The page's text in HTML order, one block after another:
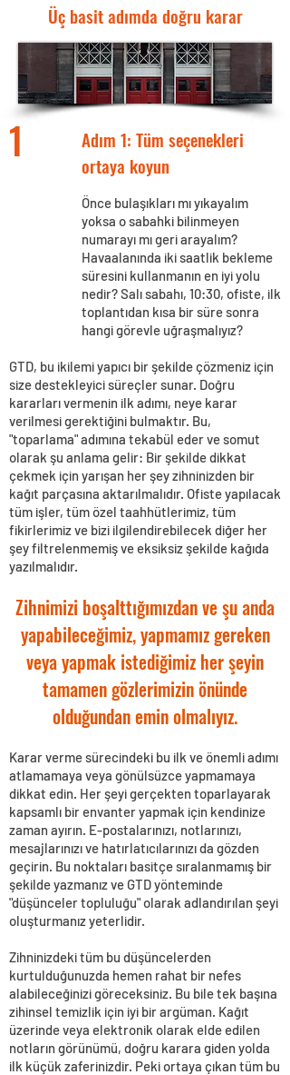
Üç basit adımda doğru karar
Adım 1: Tüm seçenekleri
ortaya koyun
1
Önce bulaşıkları mı yıkayalım
yoksa o sabahki bilinmeyen
numarayı mı geri arayalım?
Havaalanında iki saatlik bekleme
süresini kullanmanın en iyi yolu
nedir? Salı sabahı, 10:30, ofiste, ilk
toplantıdan kısa bir süre sonra
hangi görevle uğraşmalıyız?
GTD, bu ikilemi yapıcı bir şekilde çözmeniz için
size destekleyici süreçler sunar. Doğru
kararları vermenin ilk adımı, neye karar
verilmesi gerektiğini bulmaktır. Bu,
"toparlama" adımına tekabül eder ve somut
olarak şu anlama gelir: Bir şekilde dikkat
çekmek için yarışan her şey zihninizden bir
kağıt parçasına aktarılmalıdır. Ofiste yapılacak
tüm işler, tüm özel taahhütlerimiz, tüm
fikirlerimiz ve bizi ilgilendirebilecek diğer her
şey filtrelenmemiş ve eksiksiz şekilde kağıda
yazılmalıdır.
Zihnimizi boşalttığımızdan ve şu anda
yapabileceğimiz, yapmamız gereken
veya yapmak istediğimiz her şeyin
tamamen gözlerimizin önünde
olduğundan emin olmalıyız.
Karar verme sürecindeki bu ilk ve önemli adımı
atlamamaya veya gönülsüzce yapmamaya
dikkat edin. Her şeyi gerçekten toparlayarak
kapsamlı bir envanter yapmak için kendinize
zaman ayırın. E-postalarınızı, notlarınızı,
mesajlarınızı ve hatırlatıcılarınızı da gözden
geçirin. Bu noktaları basitçe sıralanmamış bir
şekilde yazmanız ve GTD yönteminde
"düşünceler topluluğu" olarak adlandırılan şeyi
oluşturmanız yeterlidir.
Zihninizdeki tüm bu düşüncelerden
kurtulduğunuzda hemen rahat bir nefes
alabileceğinizi göreceksiniz. Bu bile tek başına
zihinsel temizlik için iyi bir argüman. Kağıt
üzerinde veya elektronik olarak elde edilen
notların görünümü, doğru karara giden yolda
ilk küçük zaferinizdir. Peki ortaya çıkan tüm bu